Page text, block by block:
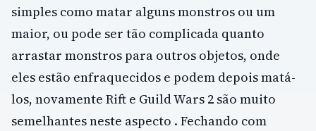
simples como matar alguns monstros ou um
maior, ou pode ser tão complicada quanto
arrastar monstros para outros objetos, onde
eles estão enfraquecidos e podem depois matá-
los, novamente Rift e Guild Wars 2 são muito
semelhantes neste aspecto . Fechando com